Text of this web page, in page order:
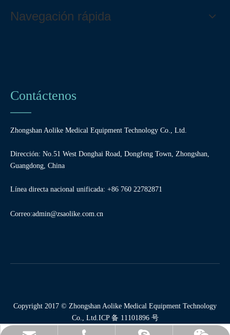
Navegación rápida
Contáctenos
Zhongshan Aolike Medical Equipment Technology Co., Ltd.
Dirección: No.51 West Donghai Road, Dongfeng Town, Zhongshan,
Guangdong, China
Línea directa nacional unificada: +86 760 22782871
Correo:admin@zsaolike.com.cn
Copyright 2017 © Zhongshan Aolike Medical Equipment Technology
Co., Ltd. ICP 备 11101896 号